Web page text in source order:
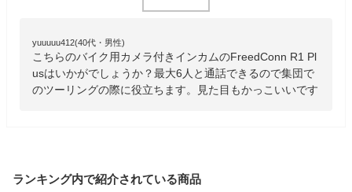
yuuuuu412(40代・男性)
こちらのバイク用カメラ付きインカムのFreedConn R1 Pl
usはいかがでしょうか？最大6人と通話できるので集団で
のツーリングの際に役立ちます。見た目もかっこいいです
ランキング内で紹介されている商品